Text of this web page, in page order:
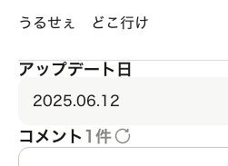
うるせぇ どこ行け
アップデート日
2025.06.12
コメント 1件